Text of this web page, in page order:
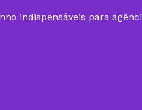
indispensáveis para